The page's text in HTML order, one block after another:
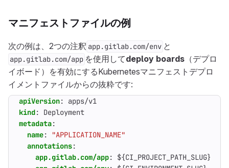
マニフェストファイルの例
次の例は、2つの注釈 app.gitlab.com/env と
app.gitlab.com/app を使用してdeploy boards （デプロ
イボード）を有効にするKubernetesマニフェストデプロ
イメントファイルからの抜粋です:
apiVersion:
apps/v1
kind:
Deployment
metadata:
name:
"APPLICATION_NAME"
annotations:
app.gitlab.com/app:
${CI_PROJECT_PATH_SLUG}